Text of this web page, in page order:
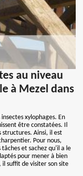
au niveau
à Mezel dans
xylophages. En
être constatées. Il
Ainsi, il est
Pour nous,
et sachez qu'il a le
pour mener à bien
il suffit de visiter son site